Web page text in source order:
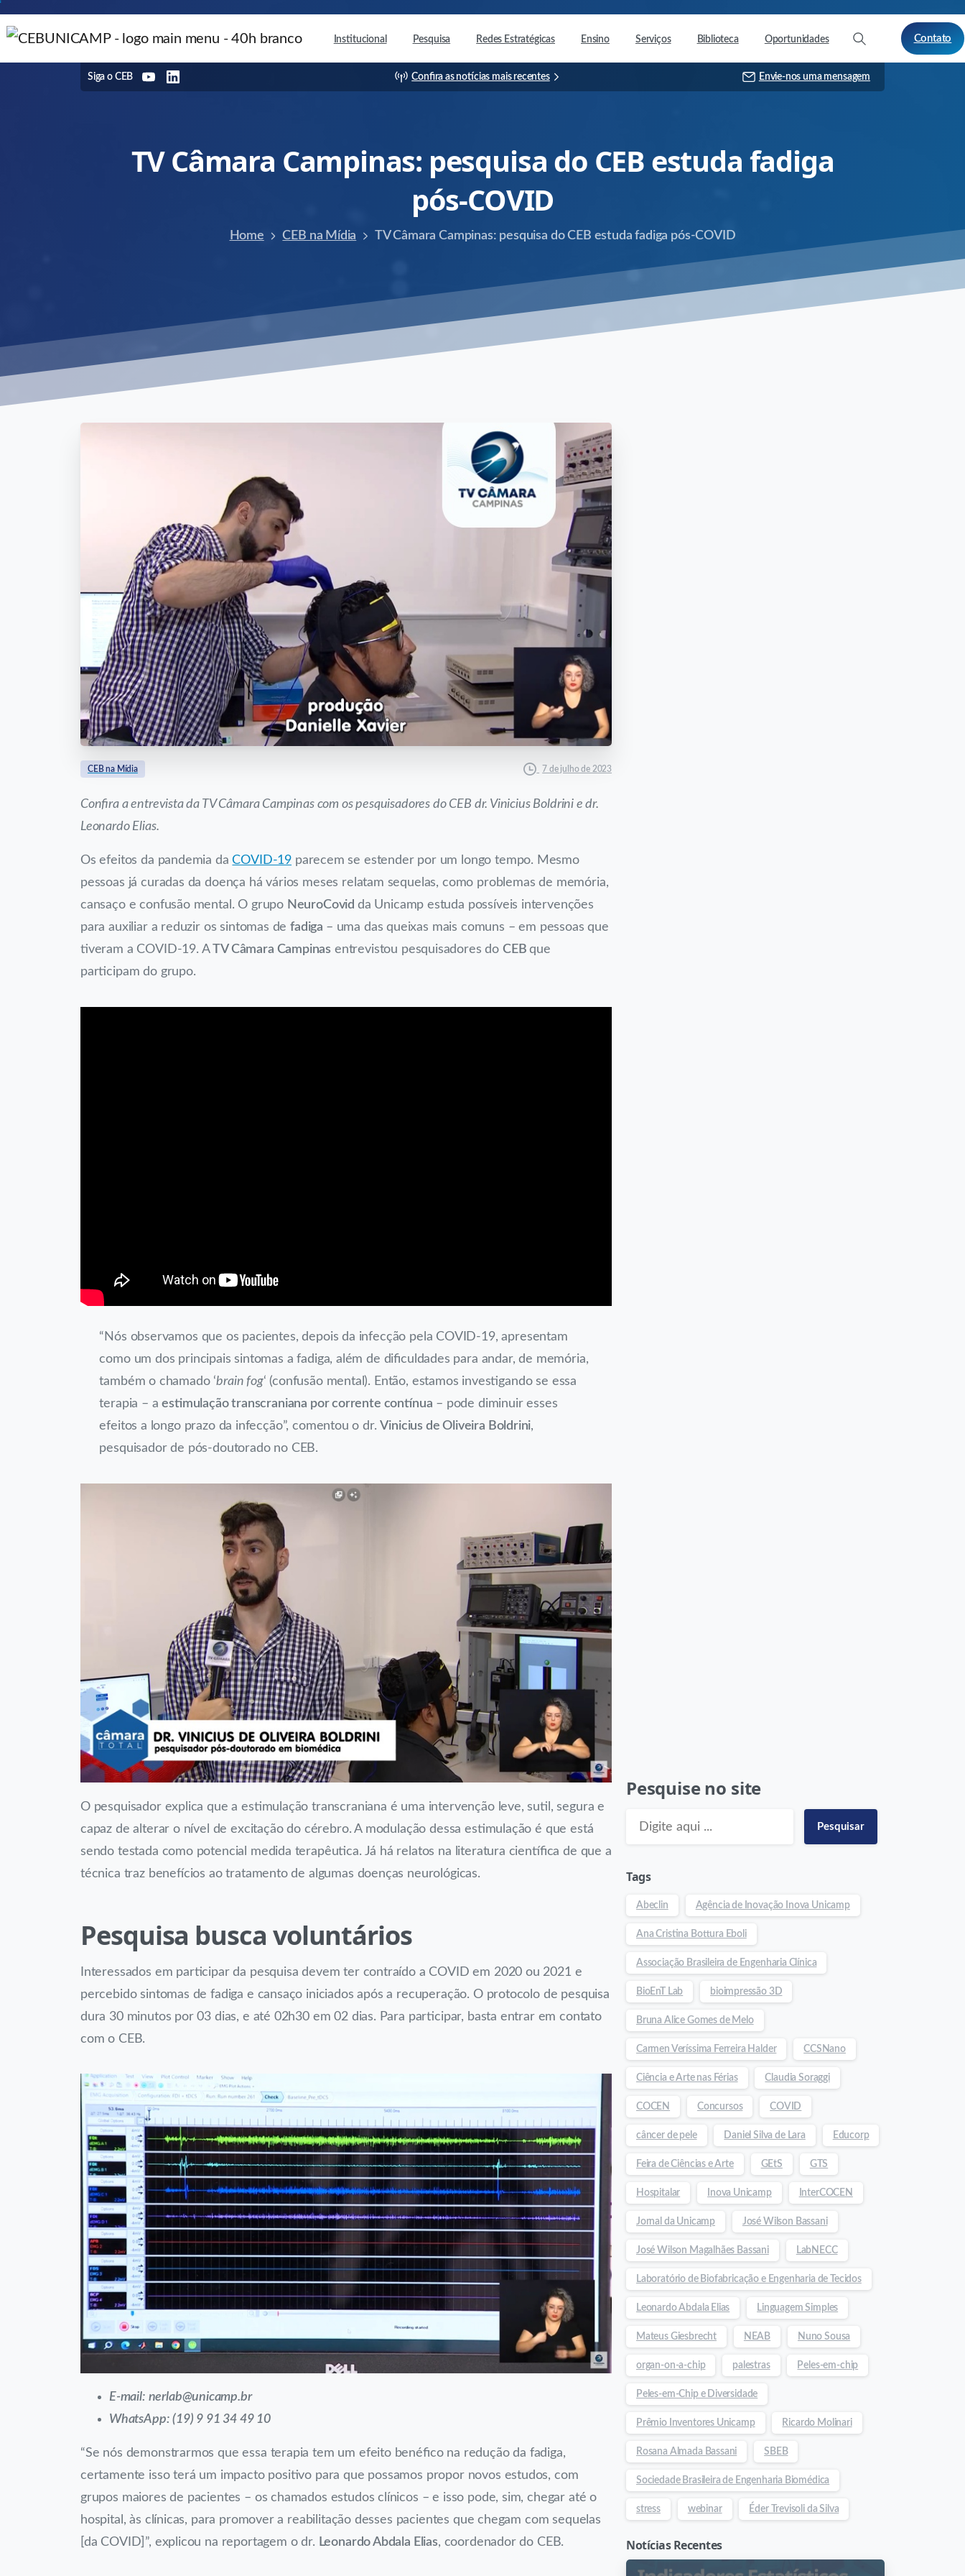
Institucional Pesquisa Redes Estratégicas Ensino Serviços Biblioteca Oportunidades Contato
Siga o CEB Confira as notícias mais recentes Envie-nos uma mensagem
TVCâmara Campinas: pesquisa do CEB estuda fadiga
pós-COVID
Home CEB na Mídia TV Câmara Campinas: pesquisa do CEB estuda fadiga pós-COVID
CEB na Mídia 7 de julho de 2023
Confira a entrevista da TV Câmara Campinas com os pesquisadores do CEB dr. Vinicius Boldrini e dr.
Leonardo Elias.
Os efeitos da pandemia daCOVID-19 parecem se estender por um longo tempo. Mesmo
pessoas já curadas da doença há vários meses relatam sequelas, como problemas de memória,
cansaço e confusão mental. O grupo NeuroCovid da Unicamp estuda possíveis intervenções
para auxiliar a reduzir os sintomas defadiga – uma das queixas mais comuns – em pessoas que
tiveram a COVID-19. ATV Câmara Campinas entrevistou pesquisadores do CEBque
participam do grupo.
“Nós observamos que os pacientes, depois da infecção pela COVID-19, apresentam
como um dos principais sintomas a fadiga, além de dificuldades para andar, de memória,
também o chamado ‘brain fog‘ (confusão mental). Então, estamos investigando se essa
terapia – aestimulação transcraniana por corrente contínua – pode diminuir esses
efeitos a longo prazo da infecção”, comentou o dr.Vinicius de Oliveira Boldrini,
pesquisador de pós-doutorado no CEB.
O pesquisador explica que a estimulação transcraniana é uma intervenção leve, sutil, segura e
capaz de alterar o nível de excitação do cérebro. A modulação dessa estimulação é que está
sendo testada como potencial medida terapêutica. Já há relatos na literatura científica de que a
técnica traz benefícios ao tratamento de algumas doenças neurológicas.
Pesquisa busca voluntários
Interessados em participar da pesquisa devem ter contraído a COVID em 2020 ou 2021 e
percebido sintomas de fadiga e cansaço iniciados após a recuperação. O protocolo de pesquisa
dura 30 minutos por 03 dias, e até 02h30 em 02 dias. Para participar, basta entrar em contato
com o CEB.
E-mail: nerlab@unicamp.br
WhatsApp: (19) 9 91 34 49 10
“Se nós demonstrarmos que essa terapia tem um efeito benéfico na redução da fadiga,
certamente isso terá um impacto positivo para que possamos propor novos estudos, com
grupos maiores de pacientes – os chamados estudos clínicos – e isso pode, sim, chegar até o
hospital, às clínicas, para promover a reabilitação desses pacientes que chegam com sequelas
[da COVID]”, explicou na reportagem o dr. Leonardo Abdala Elias, coordenador do CEB.
Pesquise no site
Pesquisar
Tags
Abeclin Agência de Inovação Inova Unicamp
Ana Cristina Bottura Eboli
Associação Brasileira de Engenharia Clínica
BioEnT Lab bioimpressão 3D
Bruna Alice Gomes de Melo
Carmen Veríssima Ferreira Halder CCSNano
Ciência e Arte nas Férias Claudia Soraggi
COCEN Concursos COVID
câncer de pele Daniel Silva de Lara Educorp
Feira de Ciências e Arte GEtS GTS
Hospitalar Inova Unicamp InterCOCEN
Jornal da Unicamp José Wilson Bassani
José Wilson Magalhães Bassani LabNECC
Laboratório de Biofabricação e Engenharia de Tecidos
Leonardo Abdala Elias Linguagem Simples
Mateus Giesbrecht NEAB Nuno Sousa
organ-on-a-chip palestras Peles-em-chip
Peles-em-Chip e Diversidade
Prêmio Inventores Unicamp Ricardo Molinari
Rosana Almada Bassani SBEB
Sociedade Brasileira de Engenharia Biomédica
stress webinar Éder Trevisoli da Silva
Notícias Recentes